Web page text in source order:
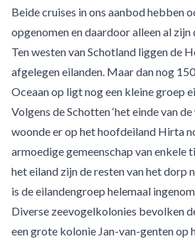
Beide cruises in ons aanbod hebben
opgenomen en daardoor alleen al
Ten westen van Schotland liggen de
afgelegen eilanden. Maar dan nog
Oceaan op ligt nog een kleine groep
Volgens de Schotten ‘het einde van
woonde er op het hoofdeiland Hirta
armoedige gemeenschap van enkele
het eiland zijn de resten van het dorp
is de eilandengroep helemaal
Diverse zeevogelkolonies bevolken
een grote kolonie Jan-van-genten op